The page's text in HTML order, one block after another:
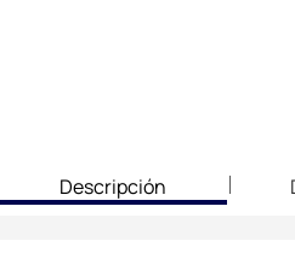
current
tab:
Descripción